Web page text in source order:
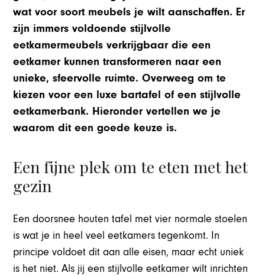
wat voor soort meubels je wilt aanschaffen. Er
zijn immers voldoende stijlvolle
eetkamermeubels verkrijgbaar die een
eetkamer kunnen transformeren naar een
unieke, sfeervolle ruimte. Overweeg om te
kiezen voor een luxe bartafel of een stijlvolle
eetkamerbank. Hieronder vertellen we je
waarom dit een goede keuze is.
Een fijne plek om te eten met het
gezin
Een doorsnee houten tafel met vier normale stoelen
is wat je in heel veel eetkamers tegenkomt. In
principe voldoet dit aan alle eisen, maar echt uniek
is het niet. Als jij een stijlvolle eetkamer wilt inrichten